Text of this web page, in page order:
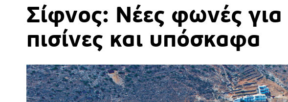
Σίφνος: Νέες φωνές
πισίνες και υπόσκαφα